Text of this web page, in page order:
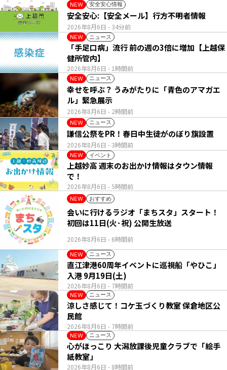
NEW 安全安心情報
2026年8月6日 - 34分前
安全安心:【安全メール】行方不明者情報
NEW ニュース
2026年8月6日 - 1時間前
「手足口病」流行 前の週の3倍に増加【上越保
健所管内】
NEW ニュース
2026年8月6日 - 2時間前
幸せを呼ぶ？ うみがたりに「青色のアマガエ
ル」緊急展示
NEW ニュース
2026年8月6日 - 3時間前
謙信公祭をPR！春日中生徒がのぼり旗設置
NEW イベント
2026年8月6日 - 5時間前
上越妙高 週末のお出かけ情報はタウン情報
で！
NEW おすすめ
2026年8月6日 - 6時間前
会いに行けるラジオ「まちスタ」スタート！
初回は11日(火･祝) 公開生放送
NEW ニュース
2026年8月6日 - 7時間前
直江津港60周年イベントに巡視船「やひこ」
入港 9月19日(土)
NEW ニュース
2026年8月6日 - 7時間前
涼しさ感じて！コケ玉づくり教室 保倉地区公
民館
NEW ニュース
2026年8月6日 - 8時間前
心がほっこり 大潟放課後児童クラブで「絵手
紙教室」